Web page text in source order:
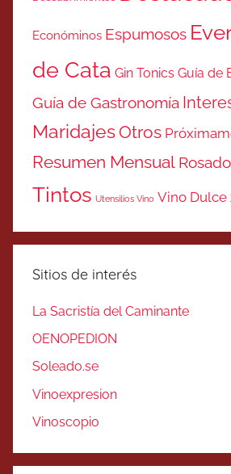
Económinos Espumosos
de Cata Gin Tonics Guía de
Guía de Gastronomía
MaridajesOtros
Resumen Mensual
Tintos Utensilios Vino Vino Dulce
Sitios de interés
La Sacristía del Caminante
OENOPEDION
Soleado.se
Vinoexpresion
Vinoscopio